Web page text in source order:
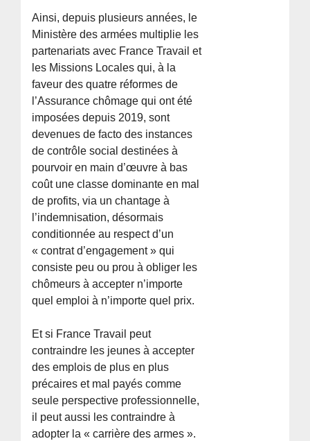
Ainsi, depuis plusieurs années, le
Ministère des armées multiplie les
partenariats avec France Travail et
les Missions Locales qui, à la
faveur des quatre réformes de
l’Assurance chômage qui ont été
imposées depuis 2019, sont
devenues de facto des instances
de contrôle social destinées à
pourvoir en main d’œuvre à bas
coût une classe dominante en mal
de profits, via un chantage à
l’indemnisation, désormais
conditionnée au respect d’un
« contrat d’engagement » qui
consiste peu ou prou à obliger les
chômeurs à accepter n’importe
quel emploi à n’importe quel prix.
Et si France Travail peut
contraindre les jeunes à accepter
des emplois de plus en plus
précaires et mal payés comme
seule perspective professionnelle,
il peut aussi les contraindre à
adopter la « carrière des armes ».